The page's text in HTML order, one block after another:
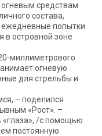
средствам
состава,
попытки
в островной зоне
миллиметрового
огневую
для стрельбы и
– поделился
«Рост». –
«глаза», /с помощью
постоянную